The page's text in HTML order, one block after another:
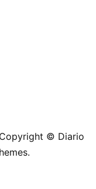
© Diario